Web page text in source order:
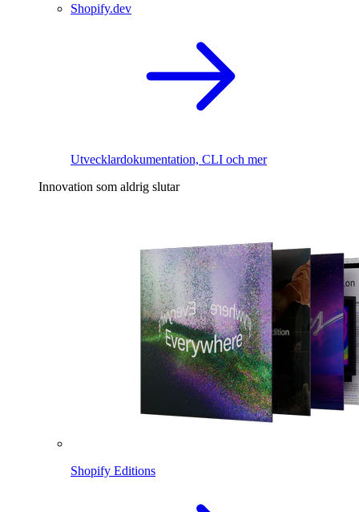
Shopify.dev
Utvecklardokumentation, CLI och mer
Innovation som aldrig slutar
Shopify Editions